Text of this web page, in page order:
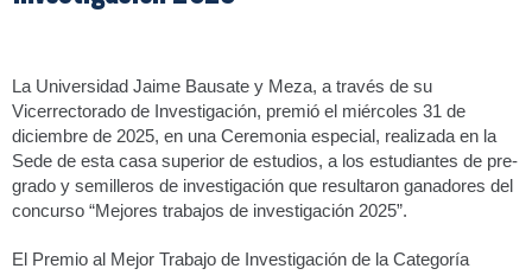
La Universidad Jaime Bausate y Meza, a través de su
Vicerrectorado de Investigación, premió el miércoles 31 de
diciembre de 2025, en una Ceremonia especial, realizada en la
Sede de esta casa superior de estudios, a los estudiantes de pre-
grado y semilleros de investigación que resultaron ganadores del
concurso “Mejores trabajos de investigación 2025”.
El Premio al Mejor Trabajo de Investigación de la Categoría